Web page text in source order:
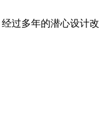
过多年的潜心设计改